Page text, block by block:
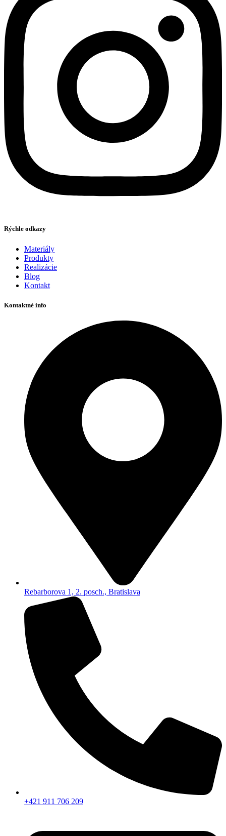
Rýchle odkazy
Materiály
Produkty
Realizácie
Blog
Kontakt
Kontaktné info
Rebarborova 1, 2. posch., Bratislava
+421 911 706 209